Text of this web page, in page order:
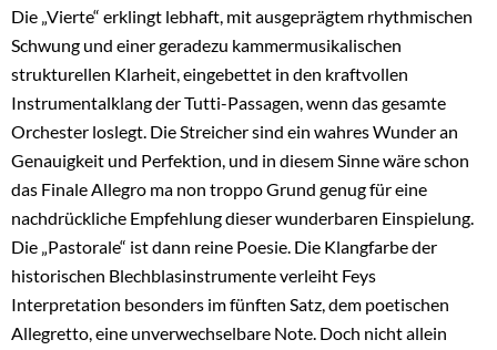
Die „Vierte“ erklingt lebhaft, mit ausgeprägtem rhythmischen
Schwung und einer geradezu kammermusikalischen
strukturellen Klarheit, eingebettet in den kraftvollen
Instrumentalklang der Tutti-Passagen, wenn das gesamte
Orchester loslegt. Die Streicher sind ein wahres Wunder an
Genauigkeit und Perfektion, und in diesem Sinne wäre schon
das Finale Allegro ma non troppo Grund genug für eine
nachdrückliche Empfehlung dieser wunderbaren Einspielung.
Die „Pastorale“ ist dann reine Poesie. Die Klangfarbe der
historischen Blechblasinstrumente verleiht Feys
Interpretation besonders im fünften Satz, dem poetischen
Allegretto, eine unverwechselbare Note. Doch nicht allein